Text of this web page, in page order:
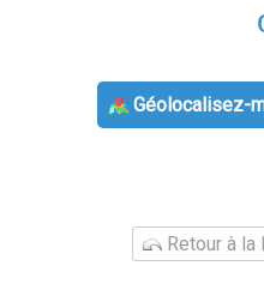
Géolocalisez-
Retour à la